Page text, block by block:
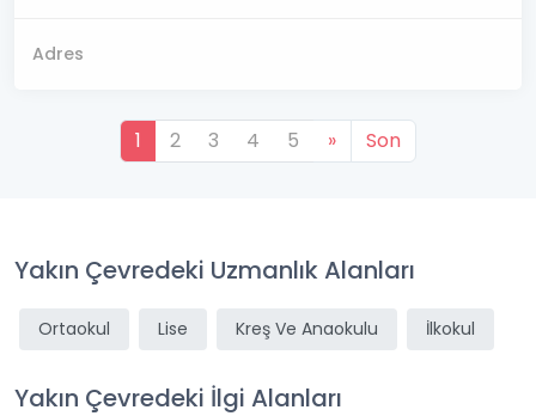
Adres
1 2 3 4 5 » Son
Yakın Çevredeki Uzmanlık Alanları
Ortaokul Lise Kreş Ve Anaokulu İlkokul
Yakın Çevredeki İlgi Alanları